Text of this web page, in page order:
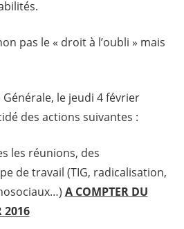
pas le « droit à l’oubli » mais
le jeudi 4 février
des actions suivantes :
les réunions, des
de travail (TIG, radicalisation,
A COMPTER DU
2016